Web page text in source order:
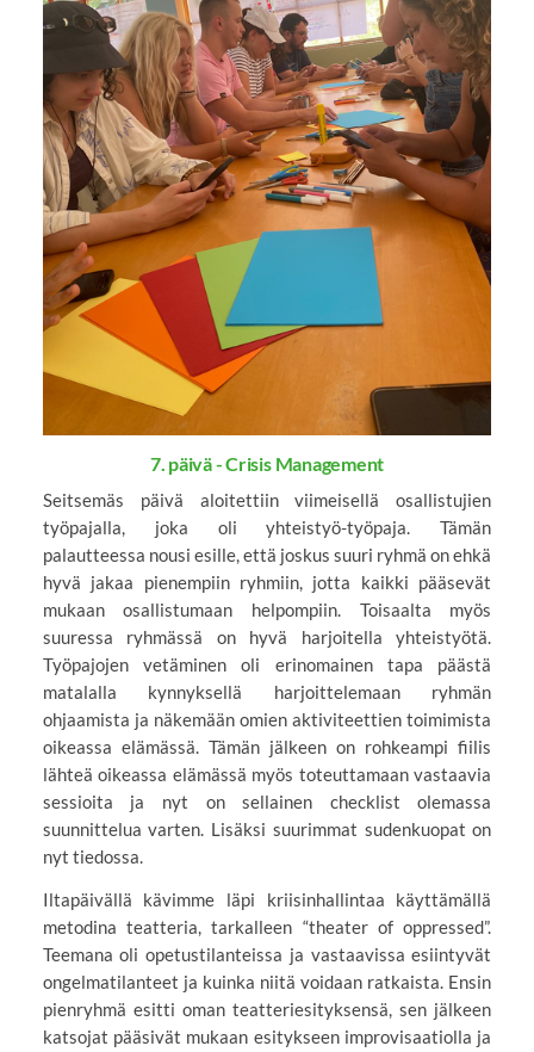
7. päivä - Crisis Management
Seitsemäs päivä aloitettiin viimeisellä osallistujien
työpajalla, joka oli yhteistyö-työpaja. Tämän
palautteessa nousi esille, että joskus suuri ryhmä on ehkä
hyvä jakaa pienempiin ryhmiin, jotta kaikki pääsevät
mukaan osallistumaan helpompiin. Toisaalta myös
suuressa ryhmässä on hyvä harjoitella yhteistyötä.
Työpajojen vetäminen oli erinomainen tapa päästä
matalalla kynnyksellä harjoittelemaan ryhmän
ohjaamista ja näkemään omien aktiviteettien toimimista
oikeassa elämässä. Tämän jälkeen on rohkeampi fiilis
lähteä oikeassa elämässä myös toteuttamaan vastaavia
sessioita ja nyt on sellainen checklist olemassa
suunnittelua varten. Lisäksi suurimmat sudenkuopat on
nyt tiedossa.
Iltapäivällä kävimme läpi kriisinhallintaa käyttämällä
metodina teatteria, tarkalleen “theater of oppressed”.
Teemana oli opetustilanteissa ja vastaavissa esiintyvät
ongelmatilanteet ja kuinka niitä voidaan ratkaista. Ensin
pienryhmä esitti oman teatteriesityksensä, sen jälkeen
katsojat pääsivät mukaan esitykseen improvisaatiolla ja